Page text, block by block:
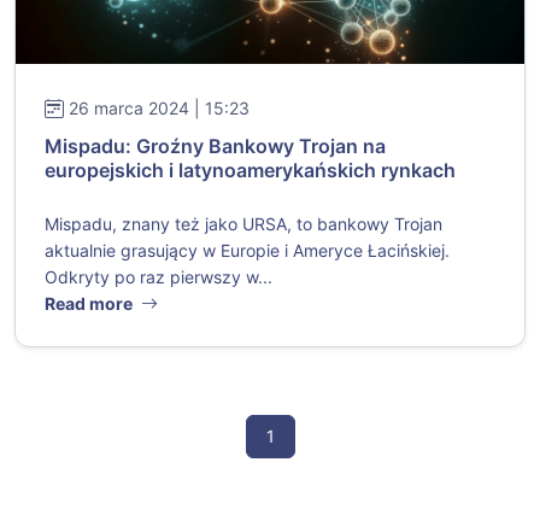
26 marca 2024 | 15:23
Mispadu: Groźny Bankowy Trojan na
europejskich i latynoamerykańskich rynkach
Mispadu, znany też jako URSA, to bankowy Trojan
aktualnie grasujący w Europie i Ameryce Łacińskiej.
Odkryty po raz pierwszy w...
Read more
1